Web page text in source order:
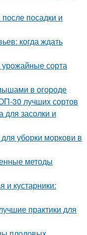
посадки и
когда ждать
сорта
в огороде
30 лучших сортов
для засолки и
уборки моркови в
методы
и кустарники:
практики для